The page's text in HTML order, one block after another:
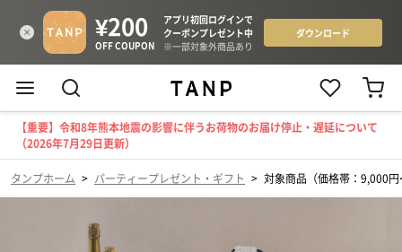
【重要】令和8年熊本地震の影響に伴うお荷物のお届け停止・遅延について
（2026年7月29日更新）
タンプホーム > パーティープレゼント・ギフト > 対象商品（価格帯：9,000